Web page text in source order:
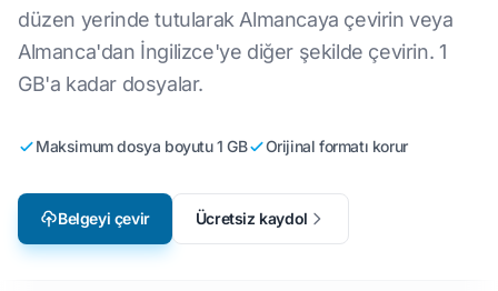
düzen yerinde tutularak Almancaya çevirin veya
Almanca'dan İngilizce'ye diğer şekilde çevirin. 1
GB'a kadar dosyalar.
Maksimum dosya boyutu 1 GB Orijinal formatı korur
Belgeyi çevir Ücretsiz kaydol